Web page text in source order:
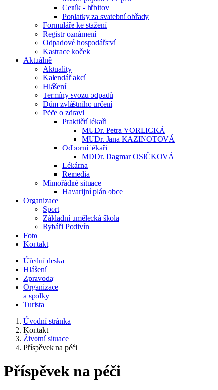
Ceník - hřbitov
Poplatky za svatební obřady
Formuláře ke stažení
Registr oznámení
Odpadové hospodářství
Kastrace koček
Aktuálně
Aktuality
Kalendář akcí
Hlášení
Termíny svozu odpadů
Dům zvláštního určení
Péče o zdraví
Praktičtí lékaři
MUDr. Petra VORLICKÁ
MUDr. Jana KAZINOTOVÁ
Odborní lékaři
MDDr. Dagmar OSIČKOVÁ
Lékárna
Remedia
Mimořádné situace
Havarijní plán obce
Organizace
Sport
Základní umělecká škola
Rybáři Podivín
Foto
Kontakt
Úřední deska
Hlášení
Zpravodaj
Organizace
a spolky
Turista
Úvodní stránka
Kontakt
Životní situace
Příspěvek na péči
Příspěvek na péči